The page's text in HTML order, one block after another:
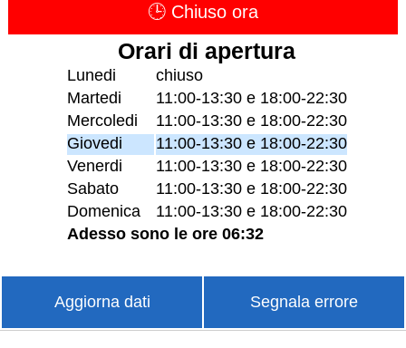
🕒 Chiuso ora
Orari di apertura
Lunedi
chiuso
Martedi
11:00-13:30 e 18:00-22:30
Mercoledi
11:00-13:30 e 18:00-22:30
Giovedi
11:00-13:30 e 18:00-22:30
Venerdi
11:00-13:30 e 18:00-22:30
Sabato
11:00-13:30 e 18:00-22:30
Domenica
11:00-13:30 e 18:00-22:30
Adesso sono le ore 06:32
Aggiorna dati Segnala errore